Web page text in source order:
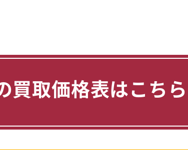
買取価格表はこち